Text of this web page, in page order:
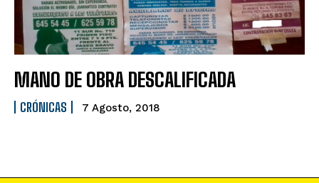
MANO DE OBRA DESCALIFICADA
CRÓNICAS 7 Agosto, 2018